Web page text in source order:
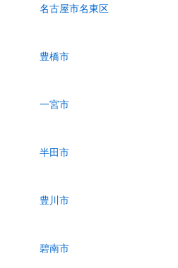
名古屋市名東区
豊橋市
一宮市
半田市
豊川市
碧南市